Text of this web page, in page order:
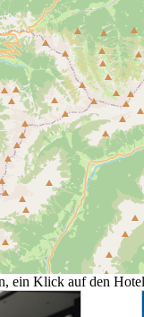
ein Klick auf den